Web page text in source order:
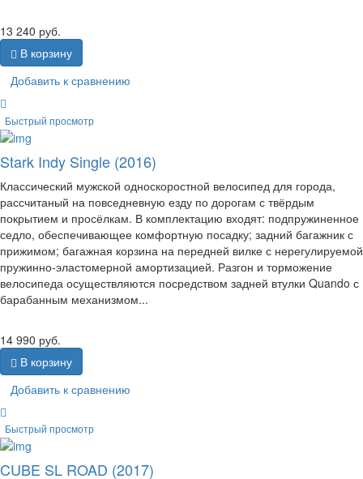
13 240 руб.
В корзину
Добавить к сравнению
Быстрый просмотр
Stark Indy Single (2016)
Классический мужской односкоростной велосипед для города,
рассчитаный на повседневную езду по дорогам с твёрдым
покрытием и просёлкам. В комплектацию входят: подпружиненное
седло, обеспечивающее комфортную посадку; задний багажник с
прижимом; багажная корзина на передней вилке с нерегулируемой
пружинно-эластомерной амортизацией. Разгон и торможение
велосипеда осуществляются посредством задней втулки Quando с
барабанным механизмом...
14 990 руб.
В корзину
Добавить к сравнению
Быстрый просмотр
CUBE SL ROAD (2017)